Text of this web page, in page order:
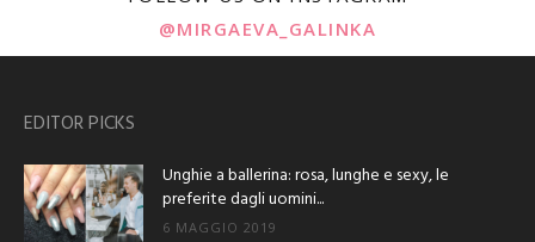
@MIRGAEVA_GALINKA
EDITOR PICKS
Unghie a ballerina: rosa, lunghe e sexy, le
preferite dagli uomini...
6 MAGGIO 2019